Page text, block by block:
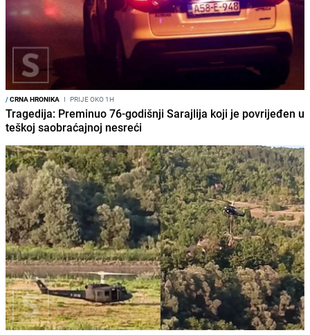
/CRNA HRONIKA I PRIJE OKO 1H
Tragedija: Preminuo 76-godišnji Sarajlija koji je povrijeđen u
teškoj saobraćajnoj nesreći